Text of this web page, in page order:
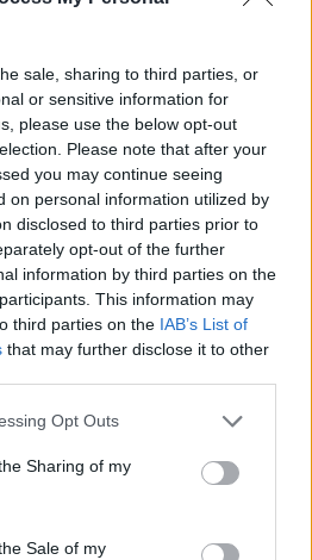
sale, sharing to third parties, or
or sensitive information for
please use the below opt-out
Please note that after your
you may continue seeing
on personal information utilized by
disclosed to third parties prior to
opt-out of the further
information by third parties on the
This information may
third parties on the IAB’s List of
that may further disclose it to other
Opt Outs
Sharing of my
Sale of my